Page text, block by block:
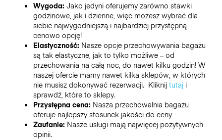
Wygoda: Jako jedyni oferujemy zarówno stawki
godzinowe, jak i dzienne, więc możesz wybrać dla
siebie najwygodniejszą i najbardziej przystępną
cenowo opcję!
Elastyczność: Nasze opcje przechowywania bagażu
są tak elastyczne, jak to tylko możliwe – od
przechowania na całą noc, do nawet kilku godzin! W
naszej ofercie mamy nawet kilka sklepów, w których
nie musisz dokonywać rezerwacji. Kliknij tutaji
sprawdź, które to sklepy.
Przystępna cena: Nasza przechowalnia bagażu
oferuje najlepszy stosunek jakości do ceny
Zaufanie: Nasze usługi mają najwięcej pozytywnych
opinii.